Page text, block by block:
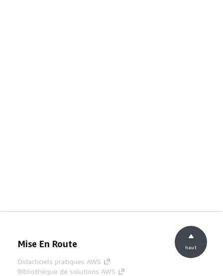
Mise En Route
Didacticiels pratiques AWS
Bibliothèque de solutions AWS
haut